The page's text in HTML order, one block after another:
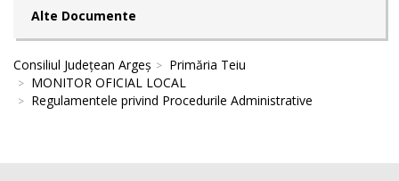
Alte Documente
Consiliul Județean Argeș
Primăria Teiu
MONITOR OFICIAL LOCAL
Regulamentele privind Procedurile Administrative